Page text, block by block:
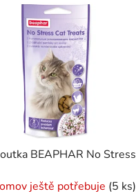
BEAPHAR No Stress
ještě potřebuje (5 ks)